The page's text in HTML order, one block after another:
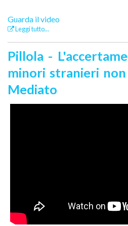
Guarda il video
Leggi tutto...
Pillola -
minori stranieri
Mediato